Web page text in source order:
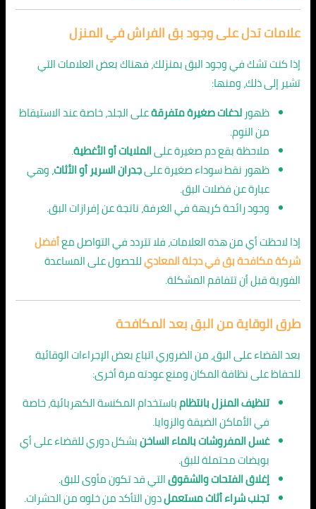
علامات تدل على وجود بق الفراش في المنزل
إذا كنت تشك في وجود البق بمنزلك، فهناك بعض العلامات التي
تشير إلى ذلك، ومنها:
ظهورلدغات صغيرة متفرقةعلى الجلد، خاصة عند الاستيقاظ
من النوم.
ملاحظة بقع دم صغيرة علىالملايات أو الأغطية.
ظهور نقط سوداء صغيرة علىجدران السرير أو الأثاث، وهي
عبارة عن فضلات البق.
وجود رائحة كريهة في الغرفة، ناتجة عن إفرازات البق.
إذا لاحظت أي من هذه العلامات، فلا تتردد في التواصل معأفضل
شركة مكافحة بق في دجلة المعاديللحصول على المساعدة
الفورية قبل أن تتفاقم المشكلة.
طرق الوقاية من البق بعد المكافحة
بعد القضاء على البق، من الضروري اتباع بعض الإجراءات الوقائية
للحفاظ على نظافة المكان ومنع عودته مرة أخرى:
تنظيف المنزل بانتظامباستخدام المكنسة الكهربائية، خاصة
في الأماكن الضيقة والزوايا.
غسل المفروشات بالماء الساخنبشكل دوري للقضاء على أي
بويضات محتملة للبق.
إغلاق الفتحات والشقوقالتي قد تكون مأوى للبق.
تجنب شراء أثاث مستعملدون التأكد من خلوه من الحشرات.